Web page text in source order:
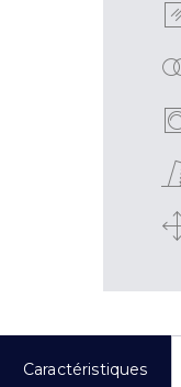
Caractéristiques